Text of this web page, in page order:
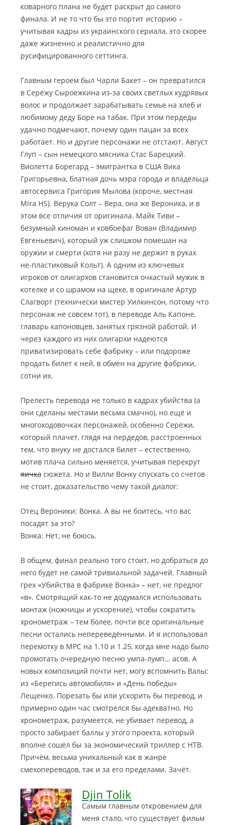
коварного плана не будет раскрыт до самого
финала. И не то что бы это портит историю –
учитывая кадры из украинского сериала, это скорее
даже жизненно и реалистично для
русифицированного сеттинга.
Главным героем был Чарли Бакет – он превратился
в Серёжу Сыроежкина из-за своих светлых кудрявых
волос и продолжает зарабатывать семье на хлеб и
любимому деду Боре на табак. При этом пердеды
удачно подмечают, почему один пацан за всех
работает. Но и другие персонажи не отстают. Август
Глуп – сын немецкого мясника Стас Барецкий.
Виолетта Борегард – эмигрантка в США Вика
Григорьевна, блатная дочь мэра города и владельца
автосервиса Григория Мылова (короче, местная
Mira HS). Верука Солт – Вера, она же Вероника, и в
этом все отличия от оригинала. Майк Тиви –
безумный киноман и ковбоефаг Вован (Владимир
Евгеньевич), который уж слишком помешан на
оружии и смерти (хотя ни разу не держит в руках
не-пластиковый Кольт). А одним из ключевых
игроков от олигархов становится очкастый мужик в
котелке и со шрамом на щеке, в оригинале Артур
Слагворт (технически мистер Уилкинсон, потому что
персонаж не совсем тот), в переводе Аль Капоне,
главарь капоновцев, занятых грязной работой. И
через каждого из них олигархи надеются
приватизировать себе фабрику – или подороже
продать билет к ней, в обмен на другие фабрики,
сотни их.
Прелесть перевода не только в кадрах убийства (а
они сделаны местами весьма смачно), но ещё и
многоходовочках персонажей, особенно Серёжи,
который плачет, глядя на пердедов, расстроенных
тем, что внуку не достался билет – естественно,
мотив плача сильно меняется, учитывая перекрут
яичка сюжета. Но и Вилли Вонку спускать со счетов
не стоит, доказательство чему такой диалог:
Отец Вероники: Вонка. А вы не боитесь, что вас
посадят за это?
Вонка: Нет, не боюсь.
В общем, финал реально того стоит, но добраться до
него будет не самой тривиальной задачей. Главный
грех «Убийства в фабрике Вонка» – нет, не предлог
«в». Смотрящий как-то не додумался использовать
монтаж (ножницы и ускорение), чтобы сократить
хронометраж – тем более, почти все оригинальные
песни остались непереведёнными. И я использовал
перемотку в MPC на 1.10 и 1.25, когда мне надо было
промотать очередную песню умпа-лумп… асов. А
новых композиций почти нет, могу вспомнить Вальс
из «Берегись автомобиля» и «День победы»
Лещенко. Порезать бы или ускорить бы перевод, и
примерно один час смотрелся бы адекватно. Но
хронометраж, разумеется, не убивает перевод, а
просто забирает баллы у этого проекта, который
вполне сошёл бы за экономический триллер с НТВ.
Причём, весьма уникальный как в жанре
смехопереводов, так и за его пределами. Зачёт.
Djin Tolik
Самым главным откровением для
меня стало, что существует фильм